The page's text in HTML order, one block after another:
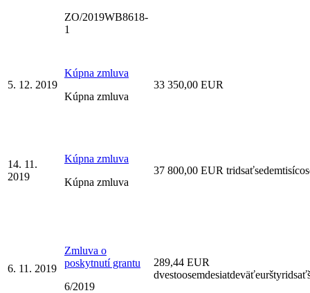
ZO/2019WB8618-
1
5. 12. 2019
Kúpna zmluva
Kúpna zmluva
33 350,00 EUR
14. 11.
2019
Kúpna zmluva
Kúpna zmluva
37 800,00 EUR
6. 11. 2019
Zmluva o
poskytnutí grantu
6/2019
289,44 EUR